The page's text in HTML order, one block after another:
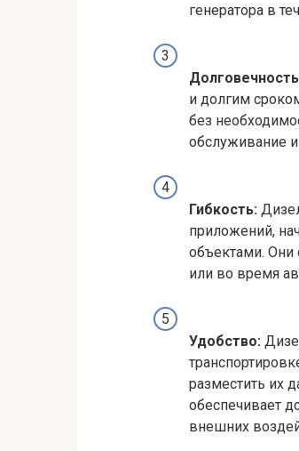
генератора в
и долгим
без
обслуживание
Гибкость:
приложений,
объектами. Они
или во время
Удобство:
разместить их
обеспечивает
внешних